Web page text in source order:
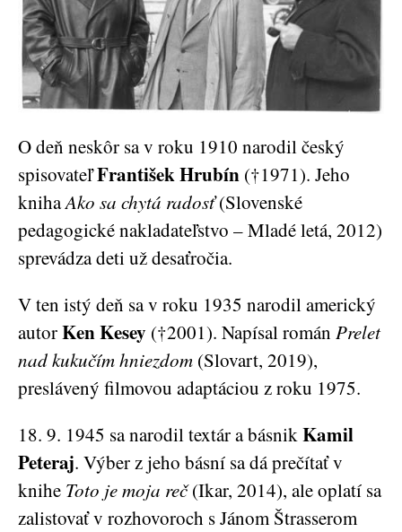
O deň neskôr sa v roku 1910 narodil český
spisovateľFrantišek Hrubín (†1971). Jeho
knihaAko sa chytá radosť(Slovenské
pedagogické nakladateľstvo – Mladé letá, 2012)
sprevádza deti už desaťročia.
V ten istý deň sa v roku 1935 narodil americký
autorKen Kesey (†2001). Napísal román Prelet
nad kukučím hniezdom (Slovart, 2019),
preslávený filmovou adaptáciou z roku 1975.
18. 9. 1945 sa narodil textár a básnikKamil
Peteraj. Výber z jeho básní sa dá prečítať v
knihe Toto je moja reč(Ikar, 2014), ale oplatí sa
zalistovať v rozhovoroch s Jánom Štrasserom